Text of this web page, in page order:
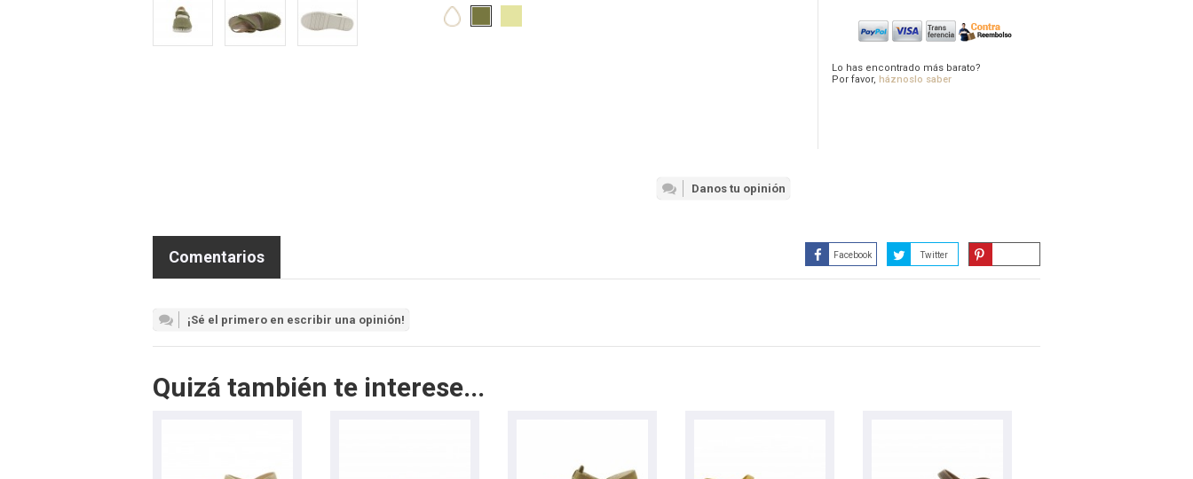
Danos tu opinión
Lo has encontrado más barato?
Por favor, háznoslo saber
Facebook Twitter
Comentarios
¡Sé el primero en escribir una opinión!
Quizá también te interese...